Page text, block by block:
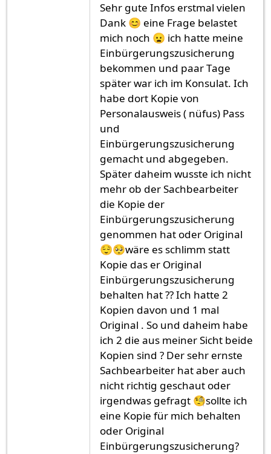
Sehr gute Infos erstmal vielen
Dank 😊 eine Frage belastet
mich noch 😦 ich hatte meine
Einbürgerungszusicherung
bekommen und paar Tage
später war ich im Konsulat. Ich
habe dort Kopie von
Personalausweis ( nüfus) Pass
und
Einbürgerungszusicherung
gemacht und abgegeben.
Später daheim wusste ich nicht
mehr ob der Sachbearbeiter
die Kopie der
Einbürgerungszusicherung
genommen hat oder Original
😌🥺wäre es schlimm statt
Kopie das er Original
Einbürgerungszusicherung
behalten hat ?? Ich hatte 2
Kopien davon und 1 mal
Original . So und daheim habe
ich 2 die aus meiner Sicht beide
Kopien sind ? Der sehr ernste
Sachbearbeiter hat aber auch
nicht richtig geschaut oder
irgendwas gefragt 🧐sollte ich
eine Kopie für mich behalten
oder Original
Einbürgerungszusicherung?